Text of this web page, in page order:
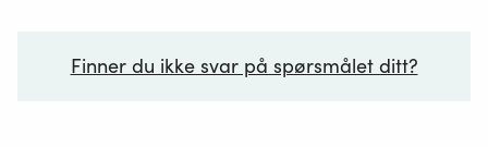
Finner du ikke svar på spørsmålet ditt?